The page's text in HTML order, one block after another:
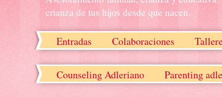
crianza de tus hijos desde que nacen.
Entradas Colaboraciones
Recursos descargables
Counseling Adleriano
Parenting